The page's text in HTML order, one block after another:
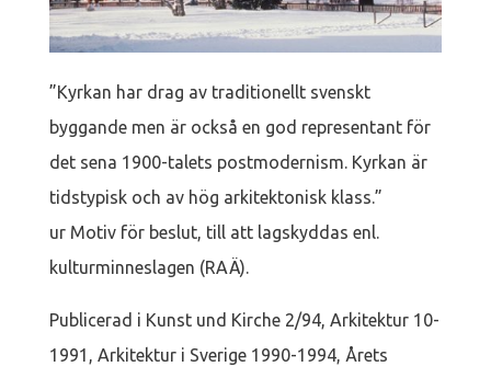
”Kyrkan har drag av traditionellt svenskt
byggande men är också en god representant för
det sena 1900-talets postmodernism. Kyrkan är
tidstypisk och av hög arkitektonisk klass.”
ur Motiv för beslut, till att lagskyddas enl.
kulturminneslagen (RAÄ).
Publicerad i Kunst und Kirche 2/94, Arkitektur 10-
1991, Arkitektur i Sverige 1990-1994, Årets